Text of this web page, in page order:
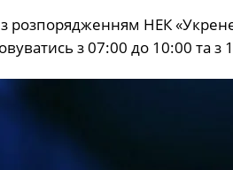
розпорядженням НЕК
з 07:00 до 10:00 та з